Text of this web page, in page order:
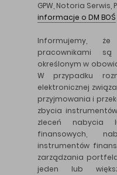
GPW, Notoria Serwis,
informacje o DM BOŚ
Informujemy,
pracownikami
określonym w
W przypadku
elektronicznej
przyjmowania i
zbycia
zleceń nabycia
finansowych,
instrumentów
zarządzania
jeden lub